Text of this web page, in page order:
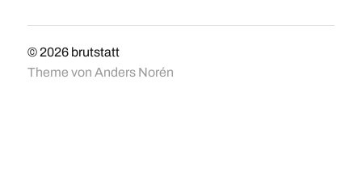
© 2026 brutstatt
Theme von Anders Norén